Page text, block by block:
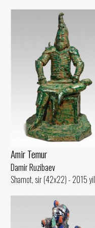
Amir Temur
Damir Ruzibaev
Shamot, sir (42x22) - 2015 yil